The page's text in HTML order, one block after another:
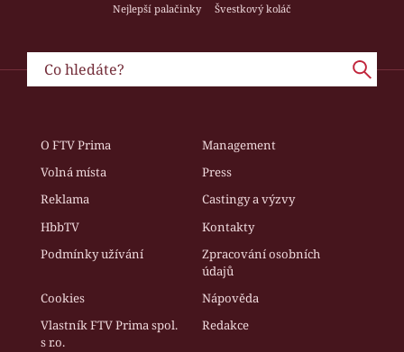
Nejlepší palačinky
Švestkový koláč
O FTV Prima
Management
Volná místa
Press
Reklama
Castingy a výzvy
HbbTV
Kontakty
Podmínky užívání
Zpracování osobních
údajů
Cookies
Nápověda
Vlastník FTV Prima spol.
s r.o.
Redakce